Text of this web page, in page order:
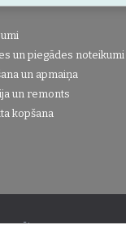
un piegādes noteikumi
un apmaiņa
un remonts
kopšana